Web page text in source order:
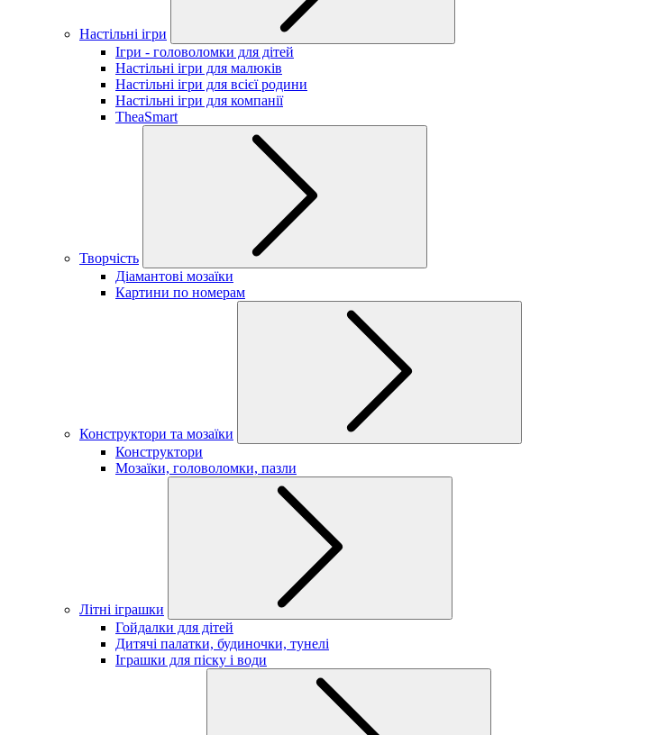
Настільні ігри
Ігри - головоломки для дітей
Настільні ігри для малюків
Настільні ігри для всієї родини
Настільні ігри для компанії
TheaSmart
Творчість
Діамантові мозаїки
Картини по номерам
Конструктори та мозаїки
Конструктори
Мозаїки, головоломки, пазли
Літні іграшки
Гойдалки для дітей
Дитячі палатки, будиночки, тунелі
Іграшки для піску і води